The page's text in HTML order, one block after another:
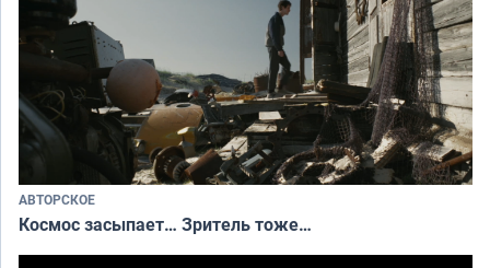
АВТОРСКОЕ
Космос засыпает… Зритель тоже…